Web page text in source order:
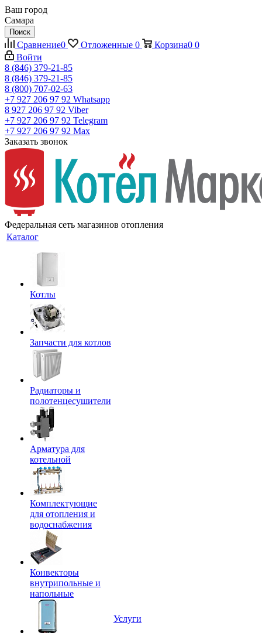
Ваш город
Самара
Поиск
Сравнение0 Отложенные 0 Корзина0 0
Войти
8 (846) 379-21-85
8 (846) 379-21-85
8 (800) 707-02-63
+7 927 206 97 92 Whatsapp
8 927 206 97 92 Viber
+7 927 206 97 92 Telegram
+7 927 206 97 92 Max
Заказать звонок
Федеральная сеть магазинов отопления
Каталог
Котлы
Запчасти для котлов
Радиаторы и
полотенцесушители
Арматура для
котельной
Комплектующие
для отопления и
водоснабжения
Конвекторы
внутрипольные и
напольные
Услуги